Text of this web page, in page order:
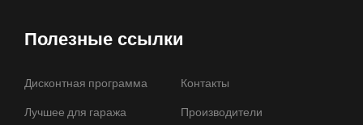
Полезные ссылки
Дисконтная программа
Контакты
Лучшее для гаража
Производители